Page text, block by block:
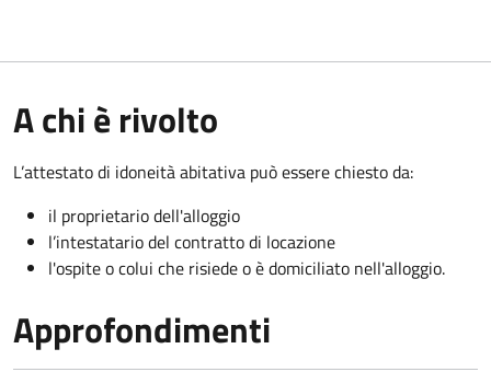
A chi è rivolto
L’attestato di idoneità abitativa può essere chiesto da:
il proprietario dell'alloggio
l’intestatario del contratto di locazione
l'ospite o colui che risiede o è domiciliato nell'alloggio.
Approfondimenti